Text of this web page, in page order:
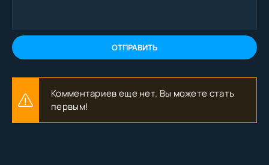
ОТПРАВИТЬ
Комментариев еще нет. Вы можете стать
первым!